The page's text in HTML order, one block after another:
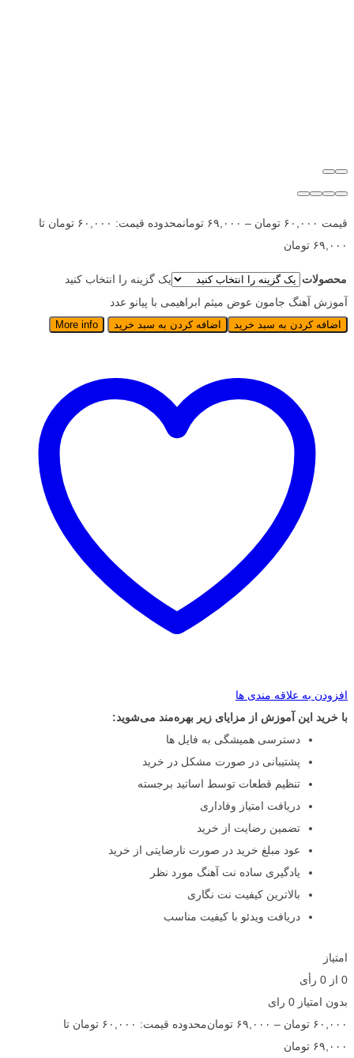
قیمت ۶۰,۰۰۰ تومان – ۶۹,۰۰۰ تومان
محدوده قیمت: ۶۰,۰۰۰ تومان تا
۶۹,۰۰۰ تومان
محصولات
یک گزینه را انتخاب کنید
آموزش آهنگ جامون عوض میثم ابراهیمی با پیانو عدد
اضافه کردن به سبد خرید اضافه کردن به سبد خرید More info
افزودن به علاقه مندی ها
با خرید این آموزش از مزایای زیر بهره‌مند می‌شوید:
دسترسی همیشگی به فایل ها
پشتیبانی در صورت مشکل در خرید
تنظیم قطعات توسط اساتید برجسته
دریافت امتیاز وفاداری
تضمین رضایت از خرید
عود مبلغ خرید در صورت نارضایتی از خرید
یادگیری ساده نت آهنگ مورد نظر
بالاترین کیفیت نت نگاری
دریافت ویدئو با کیفیت مناسب
امتیاز
0 از 0 رأی
بدون امتیاز 0 رای
۶۰,۰۰۰ تومان – ۶۹,۰۰۰ تومان
محدوده قیمت: ۶۰,۰۰۰ تومان تا
۶۹,۰۰۰ تومان